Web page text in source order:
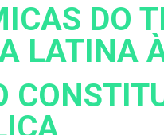
DO
LATINA